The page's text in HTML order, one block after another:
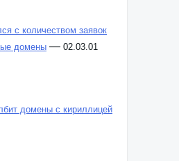
с количеством заявок
домены — 02.03.01
домены с кириллицей